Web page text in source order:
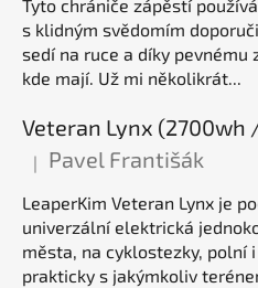
Tyto chrániče zápěstí
s klidným svědomím
sedí na ruce a díky pevnému
kde mají. Už mi několikrát...
Hodnocení produktu je 5 z 5
| Pavel Františák
LeaperKim Veteran Lynx je
univerzální elektrická
města, na cyklostezky, polní
prakticky s jakýmkoliv